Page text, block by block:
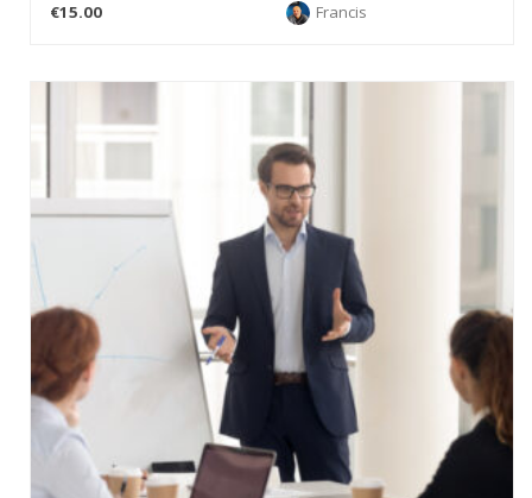
€15.00
Francis